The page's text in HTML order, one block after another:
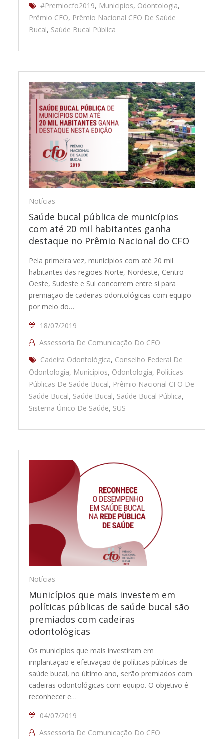
#Premiocfo2019, Municipios, Odontologia,
Prêmio CFO, Prêmio Nacional CFO De Saúde
Bucal, Saúde Bucal Pública
Notícias
Saúde bucal pública de municípios
com até 20 mil habitantes ganha
destaque no Prêmio Nacional do CFO
Pela primeira vez, municípios com até 20 mil
habitantes das regiões Norte, Nordeste, Centro-
Oeste, Sudeste e Sul concorrem entre si para
premiação de cadeiras odontológicas com equipo
por meio do…
18/07/2019
Assessoria De Comunicação Do CFO
Cadeira Odontológica, Conselho Federal De
Odontologia, Municipios, Odontologia, Políticas
Públicas De Saúde Bucal, Prêmio Nacional CFO De
Saúde Bucal, Saúde Bucal, Saúde Bucal Pública,
Sistema Único De Saúde, SUS
Notícias
Municípios que mais investem em
políticas públicas de saúde bucal são
premiados com cadeiras
odontológicas
Os municípios que mais investiram em
implantação e efetivação de políticas públicas de
saúde bucal, no último ano, serão premiados com
cadeiras odontológicas com equipo. O objetivo é
reconhecer e…
04/07/2019
Assessoria De Comunicação Do CFO